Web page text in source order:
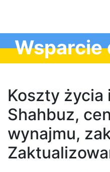
Wsparcie
Koszty życia
Shahbuz,
wynajmu,